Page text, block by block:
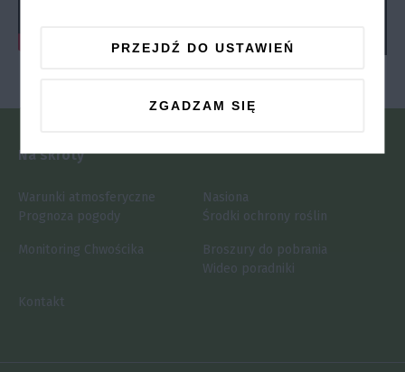
Pozostałe wideo
Na skróty
Warunki atmosferyczne
Prognoza pogody
Nasiona
Środki ochrony roślin
Monitoring Chwościka
Broszury do pobrania
Wideo poradniki
Kontakt
PRZEJDŹ DO USTAWIEŃ
ZGADZAM SIĘ